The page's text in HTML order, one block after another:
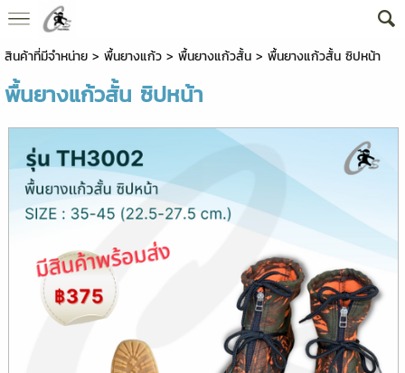
สินค้าที่มีจำหน่าย> พื้นยางแก้ว> พื้นยางแก้วสั้น> พื้นยางแก้วสั้น ซิปหน้า
พื้นยางแก้วสั้น ซิปหน้า